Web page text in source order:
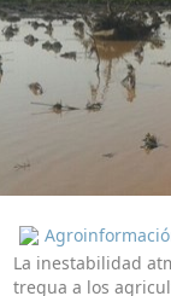
La inestabilidad
tregua a los